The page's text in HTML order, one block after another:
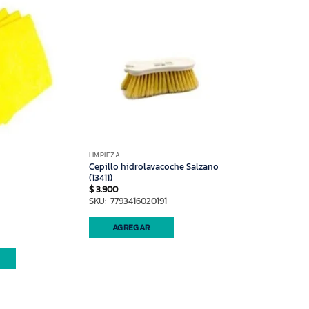
LIMPIEZA
Cepillo hidrolavacoche Salzano
(13411)
$3.900
SKU: 7793416020191
AGREGAR